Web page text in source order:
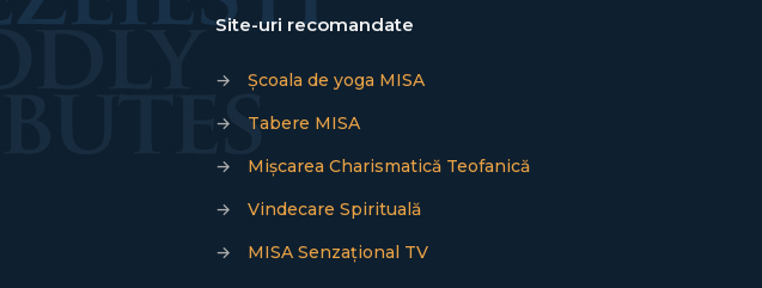
Site-uri recomandate
→
Școala de yoga MISA
→
Tabere MISA
→
Mișcarea Charismatică Teofanică
→
Vindecare Spirituală
→
MISA Senzațional TV